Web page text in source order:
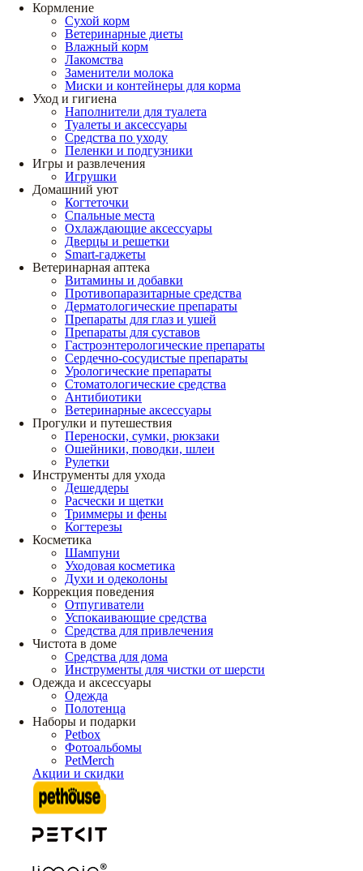
Кормление
Сухой корм
Ветеринарные диеты
Влажный корм
Лакомства
Заменители молока
Миски и контейнеры для корма
Уход и гигиена
Наполнители для туалета
Туалеты и аксессуары
Средства по уходу
Пеленки и подгузники
Игры и развлечения
Игрушки
Домашний уют
Когтеточки
Спальные места
Охлаждающие аксессуары
Дверцы и решетки
Smart-гаджеты
Ветеринарная аптека
Витамины и добавки
Противопаразитарные средства
Дерматологические препараты
Препараты для глаз и ушей
Препараты для суставов
Гастроэнтерологические препараты
Сердечно-сосудистые препараты
Урологические препараты
Стоматологические средства
Антибиотики
Ветеринарные аксессуары
Прогулки и путешествия
Переноски, сумки, рюкзаки
Ошейники, поводки, шлеи
Рулетки
Инструменты для ухода
Дешеддеры
Расчески и щетки
Триммеры и фены
Когтерезы
Косметика
Шампуни
Уходовая косметика
Духи и одеколоны
Коррекция поведения
Отпугиватели
Успокаивающие средства
Средства для привлечения
Чистота в доме
Средства для дома
Инструменты для чистки от шерсти
Одежда и аксессуары
Одежда
Полотенца
Наборы и подарки
Petbox
Фотоальбомы
PetMerch
Акции и скидки